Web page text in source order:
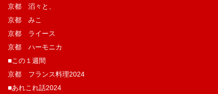
京都 滔々と、
京都 みこ
京都 ライース
京都 ハーモニカ
■この１週間
京都 フランス料理2024
■あれこれ話2024